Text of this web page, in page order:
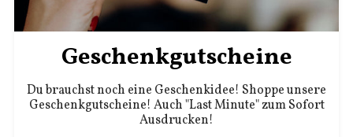
Geschenkgutscheine
Du brauchst noch eine Geschenkidee! Shoppe unsere
Geschenkgutscheine! Auch "Last Minute" zum Sofort
Ausdrucken!